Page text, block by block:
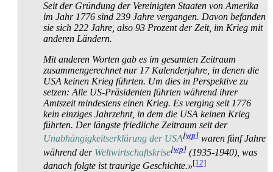
Seit der Gründung der Vereinigten Staaten von Amerika
im Jahr 1776 sind 239 Jahre vergangen. Davon befanden
sie sich 222 Jahre, also 93 Prozent der Zeit, im Krieg mit
anderen Ländern.
Mit anderen Worten gab es im gesamten Zeitraum
zusammen­gerechnet nur 17 Kalenderjahre, in denen die
USA keinen Krieg führten. Um dies in Perspektive zu
setzen: Alle US-Präsidenten führten während ihrer
Amtszeit mindestens einen Krieg. Es verging seit 1776
kein einziges Jahrzehnt, in dem die USA keinen Krieg
führten. Der längste friedliche Zeitraum seit der
Unabhängigkeits­erklärung der USA[wp] waren fünf Jahre
während der Weltwirtschaftskrise[wp] (1935-1940), was
danach folgte ist traurige Geschichte.»[12]